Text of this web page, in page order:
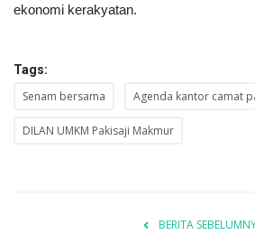
ekonomi kerakyatan.
Tags:
Senam bersama Agenda kantor camat
DILAN UMKM Pakisaji Makmur
BERITA